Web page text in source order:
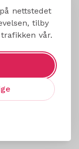
nettstedet
tilby
vår.